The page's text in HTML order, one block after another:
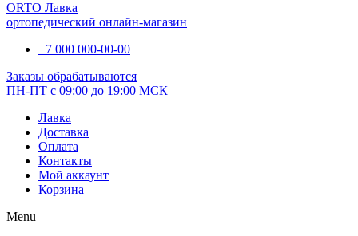
ORTO Лавка
ортопедический онлайн-магазин
+7 000 000-00-00
Заказы обрабатываются
ПН-ПТ с 09:00 до 19:00 МСК
Лавка
Доставка
Оплата
Контакты
Мой аккаунт
Корзина
Menu